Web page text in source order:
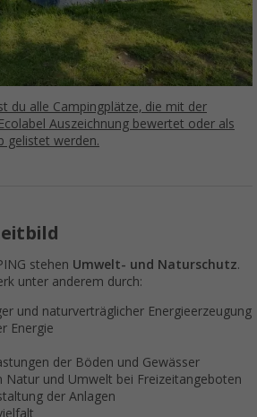
du alle Campingplätze, die mit der
Auszeichnung bewertet oder als
gelistet werden.
stehen Umwelt- und Naturschutz.
unter anderem durch:
und natur­verträg­licher Ener­gie­er­zeu­gung
Ener­gie
der Bö­den und Ge­wäs­ser
Natur und Umwelt bei Frei­zeit­an­ge­boten
der Anlagen